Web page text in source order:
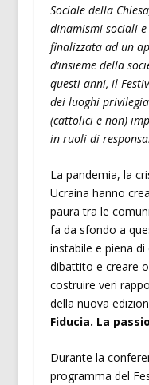
Sociale della
dinamismi sociali
finalizzata ad un
d’insieme della
questi anni, il
dei luoghi
(cattolici e non)
in ruoli di
La pandemia, la
Ucraina hanno
paura tra le
fa da sfondo a
instabile e piena
dibattito e creare
costruire veri
della nuova
Fiducia. La
Durante la
programma del